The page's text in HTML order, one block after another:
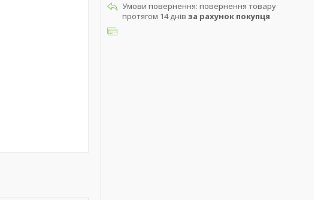
повернення товару
протягом 14 днів за рахунок покупця